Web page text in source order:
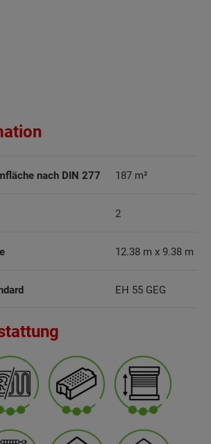
nach DIN 277 187 m²
2
12.38 m x 9.38 m
EH 55 GEG